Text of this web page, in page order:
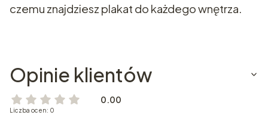
czemu znajdziesz plakat do każdego wnętrza.
Opinie klientów
0.00
Liczba ocen: 0